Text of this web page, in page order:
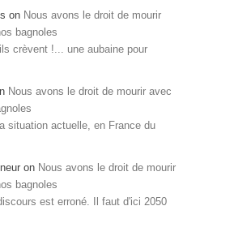
on Nous avons le droit de mourir
bagnoles
crèvent !... une aubaine pour
Nous avons le droit de mourir avec
situation actuelle, en France du
on Nous avons le droit de mourir
bagnoles
est erroné. Il faut d'ici 2050